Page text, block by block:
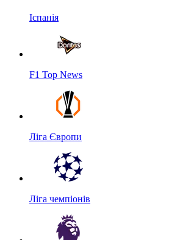
Іспанія
F1 Top News
Ліга Європи
Ліга чемпіонів